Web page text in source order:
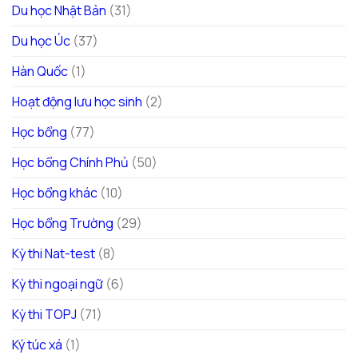
Du học Nhật Bản (31)
Du học Úc (37)
Hàn Quốc (1)
Hoạt động lưu học sinh (2)
Học bổng (77)
Học bổng Chính Phủ (50)
Học bổng khác (10)
Học bổng Trường (29)
Kỳ thi Nat-test (8)
Kỳ thi ngoại ngữ (6)
Kỳ thi TOPJ (71)
Ký túc xá (1)